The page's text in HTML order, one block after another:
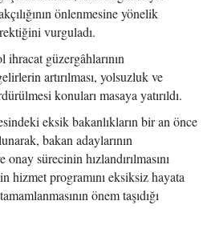
önlenmesine yönelik
vurguladı.
ihracat güzergâhlarının
artırılması, yolsuzluk ve
konuları masaya yatırıldı.
eksik bakanlıkların bir an önce
bakan adaylarının
sürecinin hızlandırılmasını
hizmet programını eksiksiz hayata
önem taşıdığı